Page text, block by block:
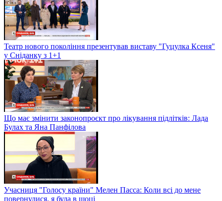
Театр нового покоління презентував виставу "Гуцулка Ксеня"
у Сніданку з 1+1
Що має змінити законопроєкт про лікування підлітків: Лада
Булах та Яна Панфілова
Учасниця "Голосу країни" Мелен Пасса: Коли всі до мене
повернулися, я була в шоці